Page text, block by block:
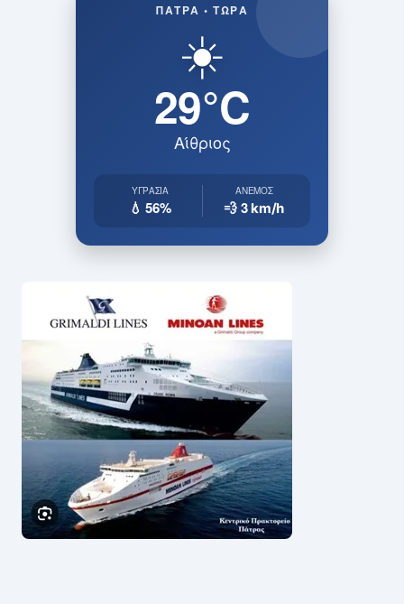
ΠΆΤΡΑ • ΤΏΡΑ
☀️
29°C
Αίθριος
ΥΓΡΑΣΊΑ
💧 56%
ΆΝΕΜΟΣ
💨 3km/h